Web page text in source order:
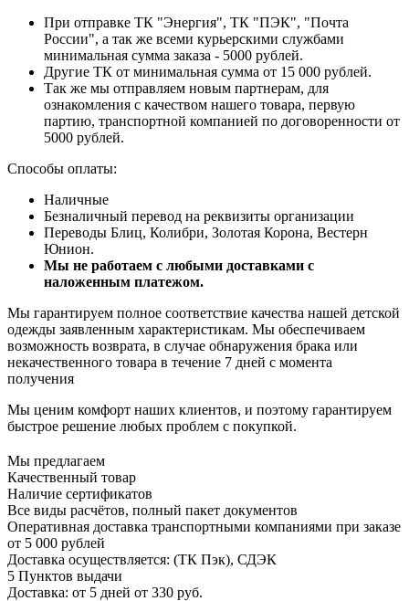
При отправке ТК "Энергия", ТК "ПЭК", "Почта
России", а так же всеми курьерскими службами
минимальная сумма заказа - 5000 рублей.
Другие ТК от минимальная сумма от 15 000 рублей.
Так же мы отправляем новым партнерам, для
ознакомления с качеством нашего товара, первую
партию, транспортной компанией по договоренности от
5000 рублей.
Способы оплаты:
Наличные
Безналичный перевод на реквизиты организации
Переводы Блиц, Колибри, Золотая Корона, Вестерн
Юнион.
Мы не работаем с любыми доставками с
наложенным платежом.
Мы гарантируем полное соответствие качества нашей детской
одежды заявленным характеристикам. Мы обеспечиваем
возможность возврата, в случае обнаружения брака или
некачественного товара в течение 7 дней с момента
получения
Мы ценим комфорт наших клиентов, и поэтому гарантируем
быстрое решение любых проблем с покупкой.
Мы предлагаем
Качественный товар
Наличие сертификатов
Все виды расчётов, полный пакет документов
Оперативная доставка транспортными компаниями при заказе
от 5 000 рублей
Доставка осуществляется: (ТК Пэк), СДЭК
5 Пунктов выдачи
Доставка: от 5 дней от 330 руб.